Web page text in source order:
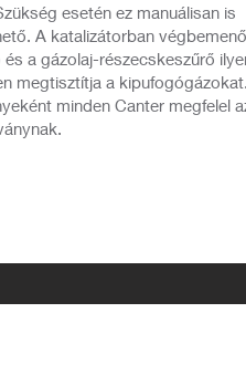
esetén ez manuálisan is
A katalizátorban
és a gázolaj-részecskeszűrő
megtisztítja a
minden Canter megfelel